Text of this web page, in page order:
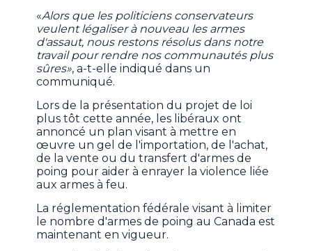
«Alors que les politiciens conservateurs
veulent légaliser à nouveau les armes
d'assaut, nous restons résolus dans notre
travail pour rendre nos communautés plus
sûres», a-t-elle indiqué dans un
communiqué.
Lors de la présentation du projet de loi
plus tôt cette année, les libéraux ont
annoncé un plan visant à mettre en
œuvre un gel de l'importation, de l'achat,
de la vente ou du transfert d'armes de
poing pour aider à enrayer la violence liée
aux armes à feu.
La réglementation fédérale visant à limiter
le nombre d'armes de poing au Canada est
maintenant en vigueur.